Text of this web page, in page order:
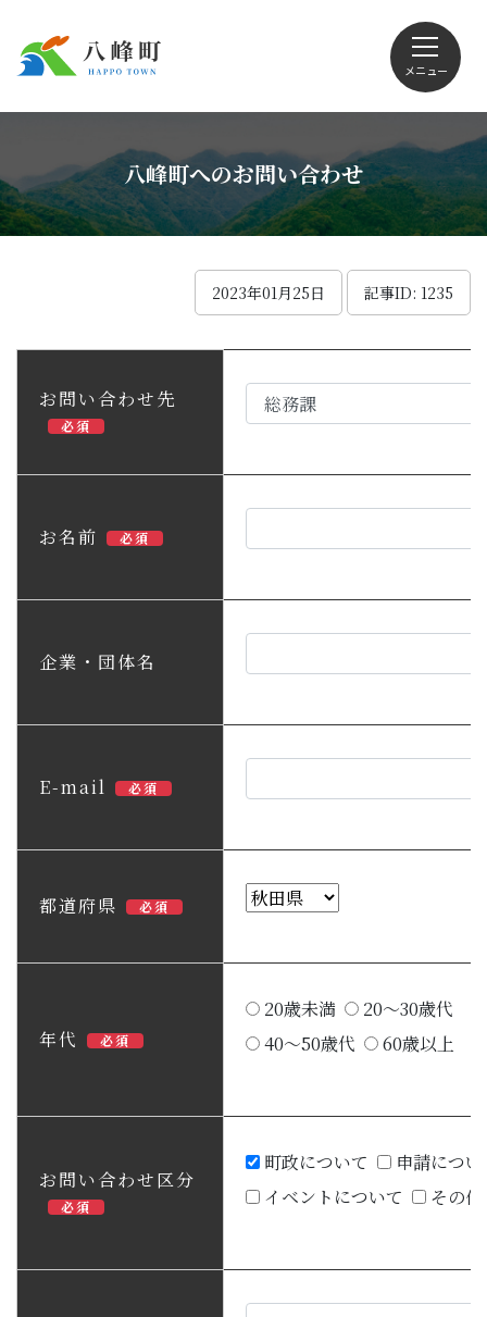
メニュー
Foreign language
観光
八峰町へのお問い合わせ
2023年01月25日 記事ID: 1235
お問い合わせ先
必須
お名前 必須
企業・団体名
E-mail 必須
都道府県 必須
年代 必須
20歳未満
20～30歳代
40～50歳代
60歳以上
お問い合わせ区分
必須
町政について
申請につ
イベントについて
その他